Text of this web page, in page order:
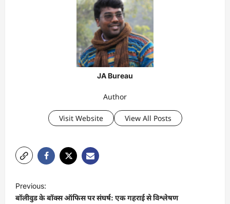
JA Bureau
Author
Visit Website View All Posts
o
Previous:
बॉलीवुड के बॉक्स ऑफिस पर संघर्ष: एक गहराई से विश्लेषण